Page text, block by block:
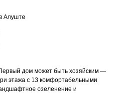
Алуште
дом может быть хозяйским —
этажа с 13 комфортабельными
озеленение и